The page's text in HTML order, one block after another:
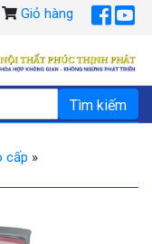
Giỏ hàng
cấp »